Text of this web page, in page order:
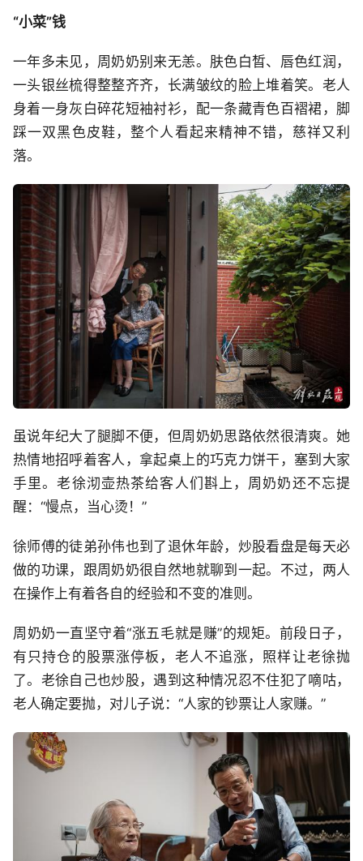
“小菜”钱
一年多未见，周奶奶别来无恙。肤色白晳、唇色红润，
一头银丝梳得整整齐齐，长满皱纹的脸上堆着笑。老人
身着一身灰白碎花短袖衬衫，配一条藏青色百褶裙，脚
踩一双黑色皮鞋，整个人看起来精神不错，慈祥又利
落。
虽说年纪大了腿脚不便，但周奶奶思路依然很清爽。她
热情地招呼着客人，拿起桌上的巧克力饼干，塞到大家
手里。老徐沏壶热茶给客人们斟上，周奶奶还不忘提
醒：“慢点，当心烫！”
徐师傅的徒弟孙伟也到了退休年龄，炒股看盘是每天必
做的功课，跟周奶奶很自然地就聊到一起。不过，两人
在操作上有着各自的经验和不变的准则。
周奶奶一直坚守着“涨五毛就是赚”的规矩。前段日子，
有只持仓的股票涨停板，老人不追涨，照样让老徐抛
了。老徐自己也炒股，遇到这种情况忍不住犯了嘀咕，
老人确定要抛，对儿子说：“人家的钞票让人家赚。”